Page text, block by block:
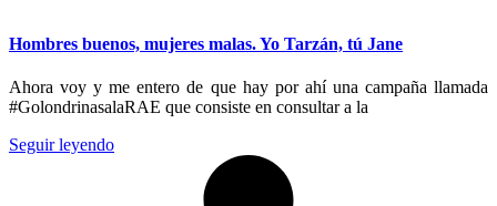
Hombres buenos, mujeres malas. Yo Tarzán, tú Jane
Ahora voy y me entero de que hay por ahí una campaña llamada
#GolondrinasalaRAE que consiste en consultar a la
Seguir leyendo